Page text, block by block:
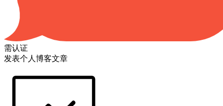
需认证
发表个人博客文章